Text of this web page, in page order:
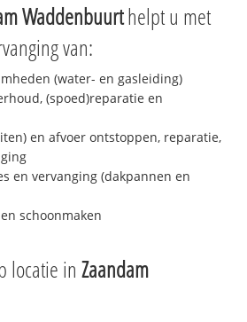
Waddenbuurthelpt u met
van:
(water- en gasleiding)
(spoed)reparatie en
en afvoer ontstoppen, reparatie,
en vervanging (dakpannen en
schoonmaken
locatie inZaandam